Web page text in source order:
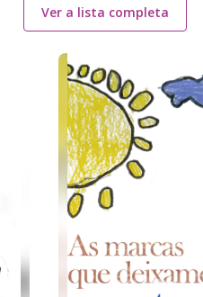
Ver a lista completa